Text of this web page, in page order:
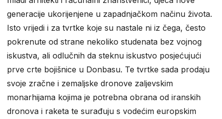
generacije ukorijenjene u zapadnjačkom načinu života.
Isto vrijedi i za tvrtke koje su nastale ni iz čega, često
pokrenute od strane nekoliko studenata bez vojnog
iskustva, ali odlučnih da steknu iskustvo posjećujući
prve crte bojišnice u Donbasu. Te tvrtke sada prodaju
svoje zračne i zemaljske dronove zaljevskim
monarhijama kojima je potrebna obrana od iranskih
dronova i raketa te surađuju s vodećim europskim